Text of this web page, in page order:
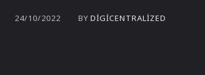
24/10/2022 BY DIGICENTRALIZED